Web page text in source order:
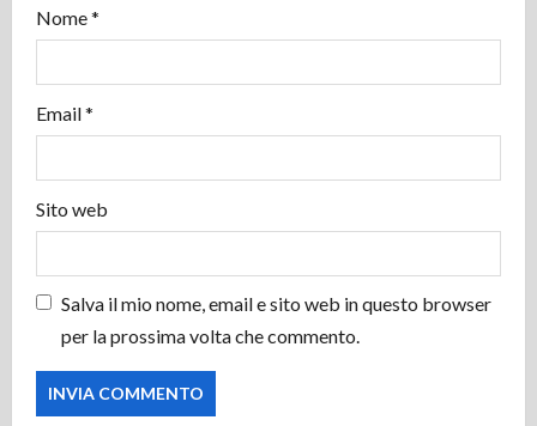
c
o
o
Nome*
Email*
Sito web
Salva il mio nome, email e sito web in questo browser
per la prossima volta che commento.